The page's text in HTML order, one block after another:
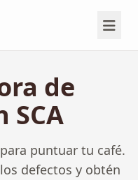
de
SCA
puntuar tu café.
defectos y obtén